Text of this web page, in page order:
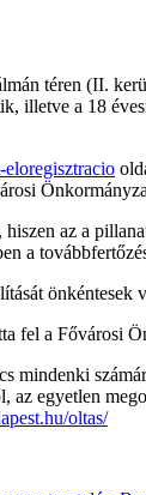
téren (II.
illetve a 18
eloregisztracio
az a
a
önkéntesek
fel a
mindenki
egyetlen
oltas/